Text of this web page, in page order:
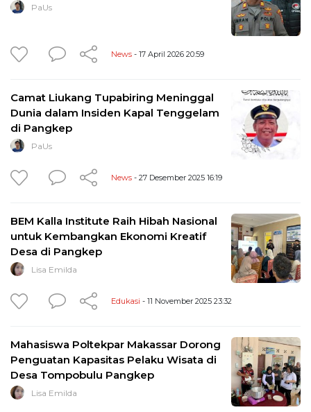
PaUs
News - 17 April 2026 20:59
Camat Liukang Tupabiring Meninggal
Dunia dalam Insiden Kapal Tenggelam
di Pangkep
PaUs
News - 27 Desember 2025 16:19
BEM Kalla Institute Raih Hibah Nasional
untuk Kembangkan Ekonomi Kreatif
Desa di Pangkep
Lisa Emilda
Edukasi - 11 November 2025 23:32
Mahasiswa Poltekpar Makassar Dorong
Penguatan Kapasitas Pelaku Wisata di
Desa Tompobulu Pangkep
Lisa Emilda